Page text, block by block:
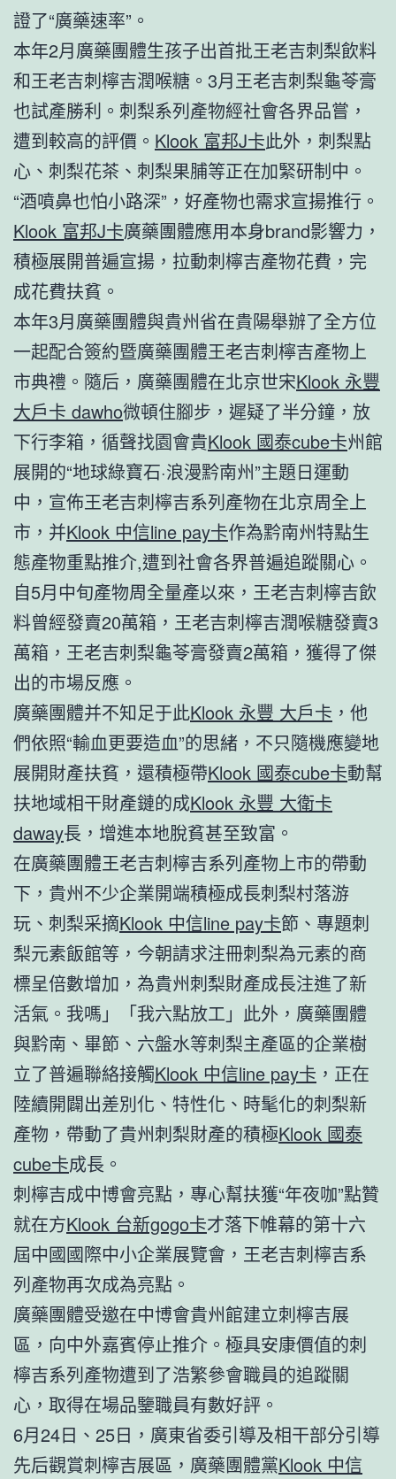
證了“廣藥速率”。
本年2月廣藥團體生孩子出首批王老吉刺梨飲料
和王老吉刺檸吉潤喉糖。3月王老吉刺梨龜苓膏
也試產勝利。刺梨系列產物經社會各界品嘗，
遭到較高的評價。 Klook 富邦J卡此外，刺梨點
心、刺梨花茶、刺梨果脯等正在加緊研制中。
“酒噴鼻也怕小路深”，好產物也需求宣揚推行。
Klook 富邦J卡廣藥團體應用本身brand影響力，
積極展開普遍宣揚，拉動刺檸吉產物花費，完
成花費扶貧。
本年3月廣藥團體與貴州省在貴陽舉辦了全方位
一起配合簽約暨廣藥團體王老吉刺檸吉產物上
市典禮。隨后，廣藥團體在北京世宋Klook 永豐
大戶卡 dawho微頓住腳步，遲疑了半分鐘，放
下行李箱，循聲找園會貴Klook 國泰cube卡州館
展開的“地球綠寶石·浪漫黔南州”主題日運動
中，宣佈王老吉刺檸吉系列產物在北京周全上
市，并Klook 中信line pay卡作為黔南州特點生
態產物重點推介,遭到社會各界普遍追蹤關心。
自5月中旬產物周全量產以來，王老吉刺檸吉飲
料曾經發賣20萬箱，王老吉刺檸吉潤喉糖發賣3
萬箱，王老吉刺梨龜苓膏發賣2萬箱，獲得了傑
出的市場反應。
廣藥團體并不知足于此Klook 永豐 大戶卡 ，他
們依照“輸血更要造血”的思緒，不只隨機應變地
展開財產扶貧，還積極帶Klook 國泰cube卡動幫
扶地域相干財產鏈的成Klook 永豐 大衛卡
daway長，增進本地脫貧甚至致富。
在廣藥團體王老吉刺檸吉系列產物上市的帶動
下，貴州不少企業開端積極成長刺梨村落游
玩、刺梨采摘Klook 中信line pay卡節、專題刺
梨元素飯館等，今朝請求注冊刺梨為元素的商
標呈倍數增加，為貴州刺梨財產成長注進了新
活氣。我嗎」「我六點放工」此外，廣藥團體
與黔南、畢節、六盤水等刺梨主產區的企業樹
立了普遍聯絡接觸Klook 中信line pay卡 ，正在
陸續開闢出差別化、特性化、時髦化的刺梨新
產物，帶動了貴州刺梨財產的積極Klook 國泰
cube卡成長。
刺檸吉成中博會亮點，專心幫扶獲“年夜咖”點贊
就在方Klook 台新gogo卡才落下帷幕的第十六
屆中國國際中小企業展覽會，王老吉刺檸吉系
列產物再次成為亮點。
廣藥團體受邀在中博會貴州館建立刺檸吉展
區，向中外嘉賓停止推介。極具安康價值的刺
檸吉系列產物遭到了浩繁參會職員的追蹤關
心，取得在場品鑒職員有數好評。
6月24日、25日，廣東省委引導及相干部分引導
先后觀賞刺檸吉展區，廣藥團體黨Klook 中信